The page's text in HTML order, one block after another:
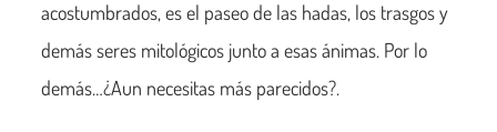
acostumbrados, es el paseo de las hadas, los trasgos y
demás seres mitológicos junto a esas ánimas. Por lo
demás…¿Aun necesitas más parecidos?.